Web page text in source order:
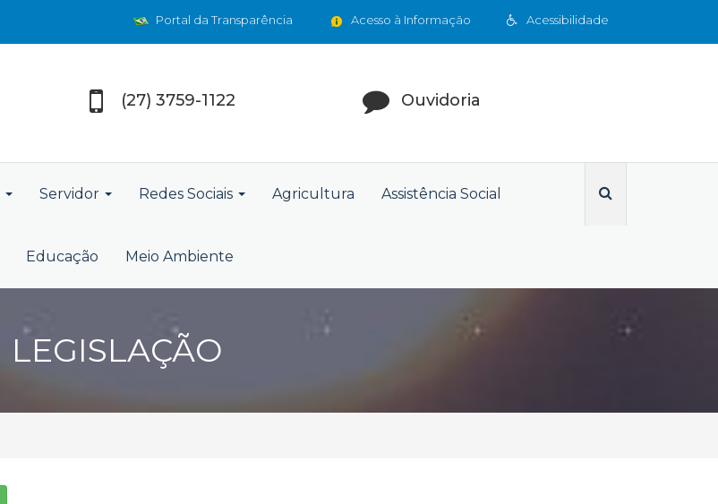
Acessibilidade
Acesso à Informação
Portal da Transparência
(27) 3759-1122 Ouvidoria
Servidor Redes Sociais Agricultura Assistência Social
Educação Meio Ambiente
LEGISLAÇÃO